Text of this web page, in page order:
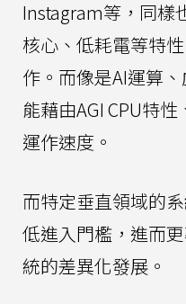
Instagram等，同樣
核心、低耗電等特
作。而像是AI運算
能藉由AGI CPU特
運作速度。
而特定垂直領域的
低進入門檻，進而
統的差異化發展。